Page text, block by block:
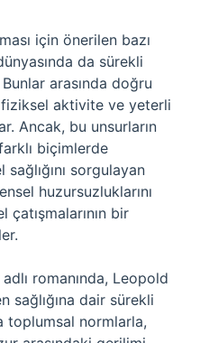
için önerilen bazı
da sürekli
arasında doğru
aktivite ve yeterli
Ancak, bu unsurların
biçimlerde
sağlığını sorgulayan
huzursuzluklarını
çatışmalarının bir
romanında, Leopold
sağlığına dair sürekli
toplumsal normlarla,